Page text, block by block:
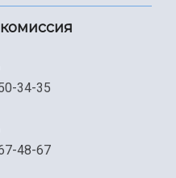
34-35
48-67